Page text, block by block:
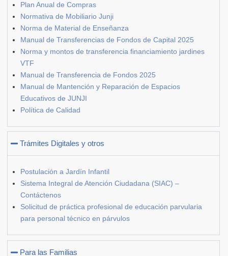
Plan Anual de Compras
Normativa de Mobiliario Junji
Norma de Material de Enseñanza
Manual de Transferencias de Fondos de Capital 2025
Norma y montos de transferencia financiamiento jardines
VTF
Manual de Transferencia de Fondos 2025
Manual de Mantención y Reparación de Espacios
Educativos de JUNJI
Política de Calidad
Trámites Digitales y otros
Postulación a Jardín Infantil
Sistema Integral de Atención Ciudadana (SIAC) –
Contáctenos
Solicitud de práctica profesional de educación parvularia
para personal técnico en párvulos
Para las Familias